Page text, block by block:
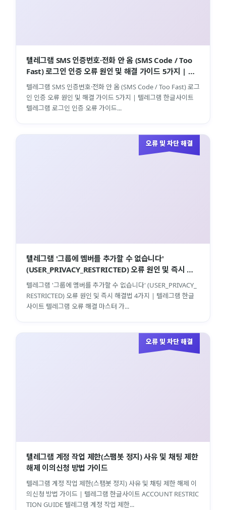
텔레그램 SMS 인증번호·전화 안 옴 (SMS Code / Too
Fast) 로그인 인증 오류 원인 및 해결 가이드 5가지 | 텔
레그램 한글사이트
텔레그램 SMS 인증번호·전화 안 옴 (SMS Code / Too Fast) 로그
인 인증 오류 원인 및 해결 가이드 5가지 | 텔레그램 한글사이트
텔레그램 로그인 인증 오류 가이드...
오류 및 차단 해결
텔레그램 '그룹에 멤버를 추가할 수 없습니다'
(USER_PRIVACY_RESTRICTED) 오류 원인 및 즉시 해
결법 4가지 | 텔레그램 한글사이트
텔레그램 '그룹에 멤버를 추가할 수 없습니다' (USER_PRIVACY_
RESTRICTED) 오류 원인 및 즉시 해결법 4가지 | 텔레그램 한글
사이트 텔레그램 오류 해결 마스터 가...
오류 및 차단 해결
텔레그램 계정 작업 제한(스팸봇 정지) 사유 및 채팅 제한
해제 이의신청 방법 가이드
텔레그램 계정 작업 제한(스팸봇 정지) 사유 및 채팅 제한 해제 이
의신청 방법 가이드 | 텔레그램 한글사이트 ACCOUNT RESTRIC
TION GUIDE 텔레그램 계정 작업 제한...